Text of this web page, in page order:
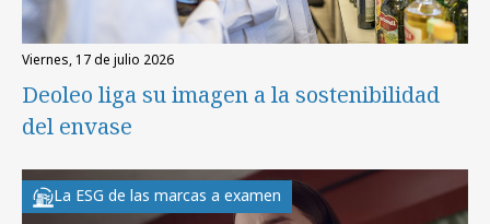
viernes, 17 de julio 2026
Deoleo liga su imagen a la sostenibilidad
del envase
La ESG de las marcas a examen